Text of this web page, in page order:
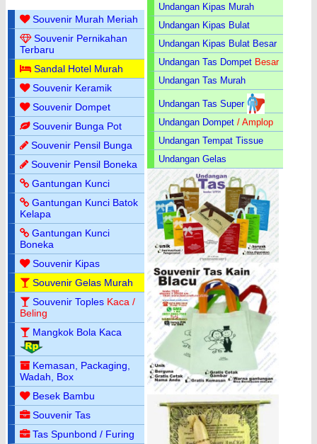
Souvenir Murah Meriah
Souvenir Pernikahan
Terbaru
Sandal Hotel Murah
Souvenir Keramik
Souvenir Dompet
Souvenir Bunga Pot
Souvenir Pensil Bunga
Souvenir Pensil Boneka
Gantungan Kunci
Gantungan Kunci Batok
Kelapa
Gantungan Kunci
Boneka
Souvenir Kipas
Souvenir Gelas Murah
Souvenir Toples Kaca /
Beling
Mangkok Bola Kaca
Kemasan, Packaging,
Wadah, Box
Besek Bambu
Souvenir Tas
Tas Spunbond / Furing
Undangan Kipas Murah
Undangan Kipas Bulat
Undangan Kipas Bulat Besar
Undangan Tas Dompet Besar
Undangan Tas Murah
Undangan Tas Super
Undangan Dompet / Amplop
Undangan Tempat Tissue
Undangan Gelas